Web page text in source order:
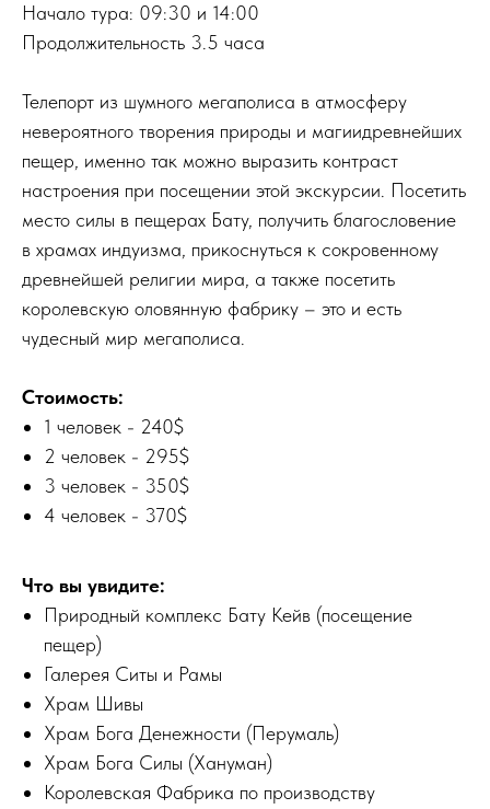
Начало тура: 09:30 и 14:00
Продолжительность 3.5 часа
Телепорт из шумного мегаполиса в атмосферу
невероятного творения природы и магиидревнейших
пещер, именно так можно выразить контраст
настроения при посещении этой экскурсии. Посетить
место силы в пещерах Бату, получить благословение
в храмах индуизма, прикоснуться к сокровенному
древнейшей религии мира, а также посетить
королевскую оловянную фабрику – это и есть
чудесный мир мегаполиса.
Стоимость:
1 человек - 240$
2 человек - 295$
3 человек - 350$
4 человек - 370$
Что вы увидите:
Природный комплекс Бату Кейв (посещение
пещер)
Галерея Ситы и Рамы
Храм Шивы
Храм Бога Денежности (Перумаль)
Храм Бога Силы (Хануман)
Королевская Фабрика по производству